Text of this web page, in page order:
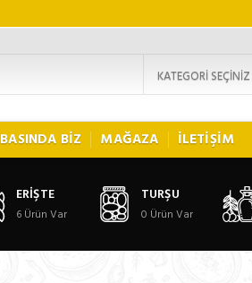
KATEGORI SEÇINIZ
BASINDA BIZ MAĞAZA İLETIŞIM
ERIŞTE
6 Ürün Var
TURŞU
0 Ürün Var